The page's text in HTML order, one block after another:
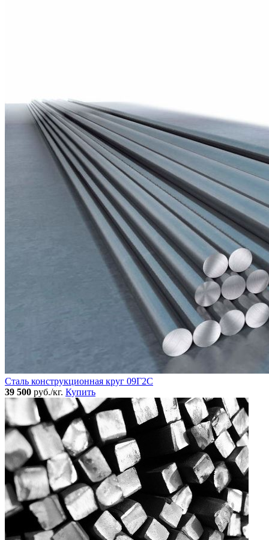
Сталь конструкционная круг 09Г2С
39 500 руб./кг. Купить